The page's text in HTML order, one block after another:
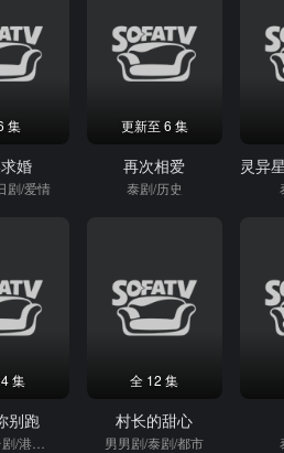
集
婚
剧/爱情
更新至 6 集
再次相爱
泰剧/历史
集
别跑
全 12 集
村长的甜心
男男剧/泰剧/都市